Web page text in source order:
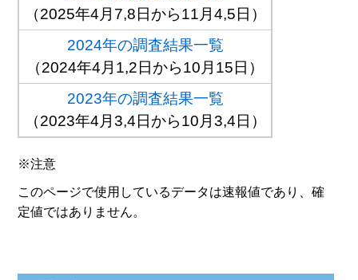
（2025年4月7,8日から11月4,5日）
2024年の調査結果一覧
（2024年4月1,2日から10月15日）
2023年の調査結果一覧
（2023年4月3,4日から10月3,4日）
※注意
このページで使用しているデータは速報値であり、確
定値ではありません。